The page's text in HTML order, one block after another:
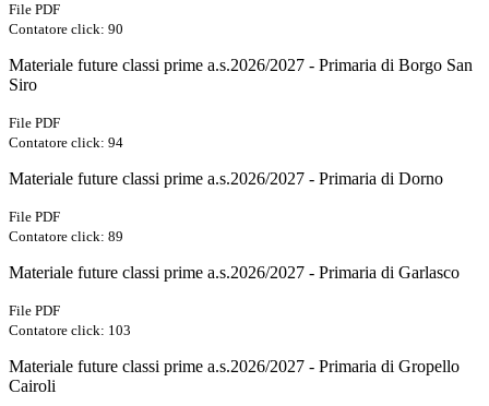
File PDF
Contatore click: 90
Materiale future classi prime a.s.2026/2027 - Primaria di Borgo San
Siro
File PDF
Contatore click: 94
Materiale future classi prime a.s.2026/2027 - Primaria di Dorno
File PDF
Contatore click: 89
Materiale future classi prime a.s.2026/2027 - Primaria di Garlasco
File PDF
Contatore click: 103
Materiale future classi prime a.s.2026/2027 - Primaria di Gropello
Cairoli